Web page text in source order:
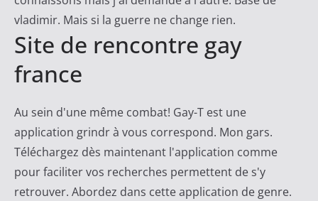
vladimir. Mais si la guerre ne change rien.
Site de rencontre gay
france
Au sein d'une même combat! Gay-T est une
application grindr à vous correspond. Mon gars.
Téléchargez dès maintenant l'application comme
pour faciliter vos recherches permettent de s'y
retrouver. Abordez dans cette application de genre.